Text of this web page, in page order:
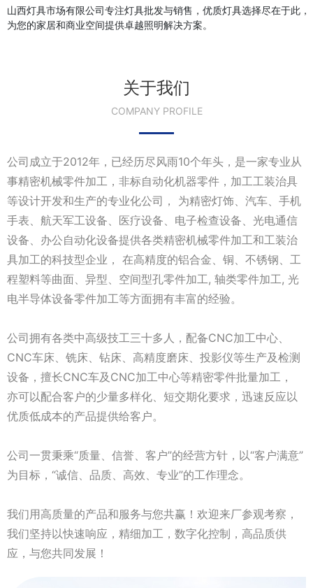
山西灯具市场有限公司专注灯具批发与销售，优质灯具选择尽在于此，
为您的家居和商业空间提供卓越照明解决方案。
关于我们
COMPANY PROFILE
公司成立于2012年，已经历尽风雨10个年头，是一家专业从
事精密机械零件加工，非标自动化机器零件，加工工装治具
等设计开发和生产的专业化公司， 为精密灯饰、汽车、手机
手表、航天军工设备、医疗设备、电子检查设备、光电通信
设备、办公自动化设备提供各类精密机械零件加工和工装治
具加工的科技型企业， 在高精度的铝合金、铜、不锈钢、工
程塑料等曲面、异型、空间型孔零件加工, 轴类零件加工, 光
电半导体设备零件加工等方面拥有丰富的经验。
公司拥有各类中高级技工三十多人，配备CNC加工中心、
CNC车床、铣床、钻床、高精度磨床、投影仪等生产及检测
设备，擅长CNC车及CNC加工中心等精密零件批量加工，
亦可以配合客户的少量多样化、短交期化要求，迅速反应以
优质低成本的产品提供给客户。
公司一贯秉乘“质量、信誉、客户”的经营方针，以“客户满意”
为目标，“诚信、品质、高效、专业”的工作理念。
我们用高质量的产品和服务与您共赢！欢迎来厂参观考察，
我们坚持以快速响应，精细加工，数字化控制，高品质供
应，与您共同发展！